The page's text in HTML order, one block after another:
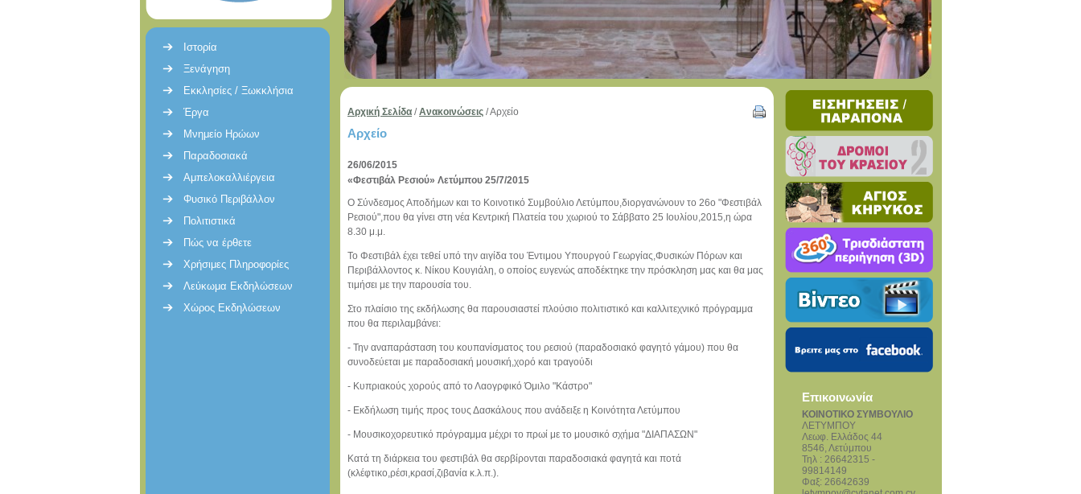
Ιστορία
Ξενάγηση
Εκκλησίες / Ξωκκλήσια
Έργα
Μνημείο Ηρώων
Παραδοσιακά
Αμπελοκαλλιέργεια
Φυσικό Περιβάλλον
Πολιτιστικά
Πώς να έρθετε
Χρήσιμες Πληροφορίες
Λεύκωμα Εκδηλώσεων
Χώρος Εκδηλώσεων
Αρχική Σελίδα /Ανακοινώσεις /Αρχείο
Αρχείο
26/06/2015
«Φεστιβάλ Ρεσιού» Λετύμπου 25/7/2015
O Σύνδεσμος Αποδήμων και το Κοινοτικό Συμβούλιο Λετύμπου,διοργανώνουν το 26ο "Φεστιβάλ
Ρεσιού",που θα γίνει στη νέα Κεντρική Πλατεία του χωριού το Σάββατο 25 Ιουλίου,2015,η ώρα
8.30 μ.μ.
Το Φεστιβάλ έχει τεθεί υπό την αιγίδα του Έντιμου Υπουργού Γεωργίας,Φυσικών Πόρων και
Περιβάλλοντος κ. Νίκου Κουγιάλη, ο οποίος ευγενώς αποδέκτηκε την πρόσκληση μας και θα μας
τιμήσει με την παρουσία του.
Στο πλαίσιο της εκδήλωσης θα παρουσιαστεί πλούσιο πολιτιστικό και καλλιτεχνικό πρόγραμμα
που θα περιλαμβάνει:
- Την αναπαράσταση του κουπανίσματος του ρεσιού (παραδοσιακό φαγητό γάμου) που θα
συνοδεύεται με παραδοσιακή μουσική,χορό και τραγούδι
- Κυπριακούς χορούς από το Λαογρφικό Όμιλο "Κάστρο"
- Εκδήλωση τιμής προς τους Δασκάλους που ανάδειξε η Κοινότητα Λετύμπου
- Μουσικοχορευτικό πρόγραμμα μέχρι το πρωί με το μουσικό σχήμα "ΔΙΑΠΑΣΩΝ"
Κατά τη διάρκεια του φεστιβάλ θα σερβίρονται παραδοσιακά φαγητά και ποτά
(κλέφτικο,ρέσι,κρασί,ζιβανία κ.λ.π.).
Επικοινωνία
ΚΟΙΝΟΤΙΚΟ ΣΥΜΒΟΥΛΙΟ
ΛΕΤΥΜΠΟΥ
Λεωφ. Ελλάδος 44
8546, Λετύμπου
Τηλ : 26642315 -
99814149
Φαξ: 26642639